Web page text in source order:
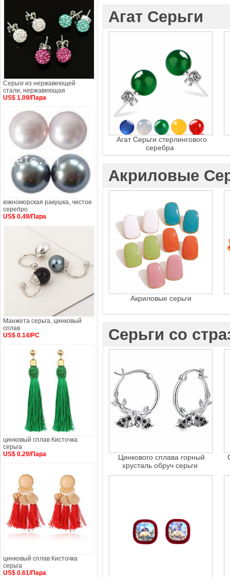
Агат Серьги
Агат Серьги стерлингового
серебра
Акриловые
Акриловые серьги
Серьги со
Цинкового сплава горный
хрусталь обруч серьги
Серьги из нержавеющей
стали, нержавеющая
US$ 1.09/Пара
южноморская ракушка, чистое
серебро
US$ 0.49/Пара
Манжета серьга, цинковый
сплав
US$ 0.14/PC
цинковый сплав Кисточка
серьга
US$ 0.29/Пара
цинковый сплав Кисточка
серьга
US$ 0.61/Пара